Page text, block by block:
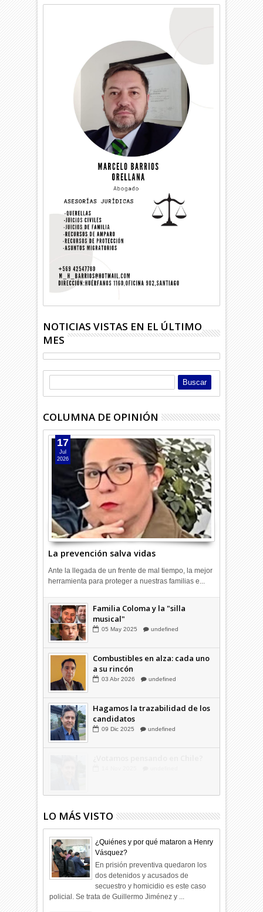
NOTICIAS VISTAS EN EL ÚLTIMO
MES
COLUMNA DE OPINIÓN
La prevención salva vidas
17
Jul
2026
Ante la llegada de un frente de mal tiempo, la mejor
herramienta para proteger a nuestras familias e...
Combustibles en alza: cada uno
a su rincón
03 Abr 2026 undefined
Familia Coloma y la "silla
05 May 2025 undefined
Combustibles en alza: cada uno
03Abr 2026 undefined
Hagamos la trazabilidad de los
09 Dic 2025 undefined
LO MÁS VISTO
¿Quiénes y por qué mataron a Henry
Vásquez?
En prisión preventiva quedaron los
dos detenidos y acusados de
secuestro y homicidio es este caso
policial. Se trata de Guillermo Jiménez y ...